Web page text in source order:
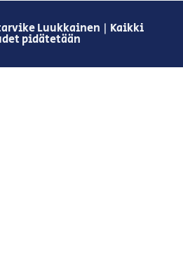
Luukkainen | Kaikki
pidätetään